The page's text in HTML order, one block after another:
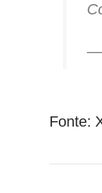
—
Fonte: